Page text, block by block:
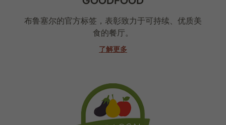
布鲁塞尔的官方标签，表彰致力于可持续、优质美
食的餐厅。
了解更多